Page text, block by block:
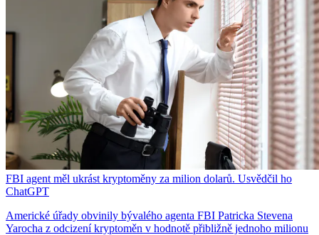
FBI agent měl ukrást kryptoměny za milion dolarů. Usvědčil ho
ChatGPT
Americké úřady obvinily bývalého agenta FBI Patricka Stevena
Yarocha z odcizení kryptoměn v hodnotě přibližně jednoho milionu